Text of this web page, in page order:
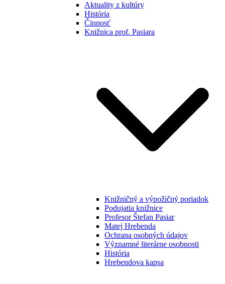
Aktuality z kultúry
História
Činnosť
Knižnica prof. Pasiara
Knižničný a výpožičný poriadok
Podujatia knižnice
Profesor Štefan Pasiar
Matej Hrebenda
Ochrana osobných údajov
Významné literárne osobnosti
História
Hrebendova kapsa